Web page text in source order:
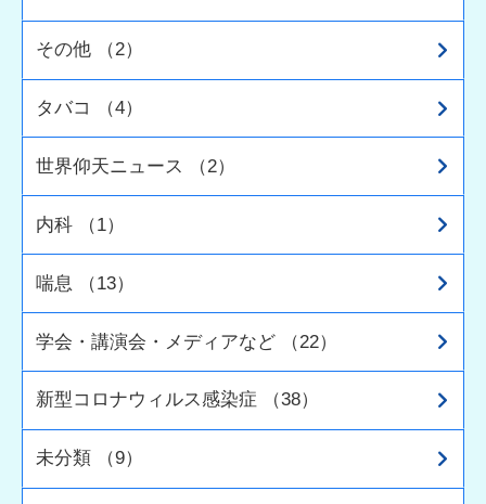
その他 （2）
タバコ （4）
世界仰天ニュース （2）
内科 （1）
喘息 （13）
学会・講演会・メディアなど （22）
新型コロナウィルス感染症 （38）
未分類 （9）